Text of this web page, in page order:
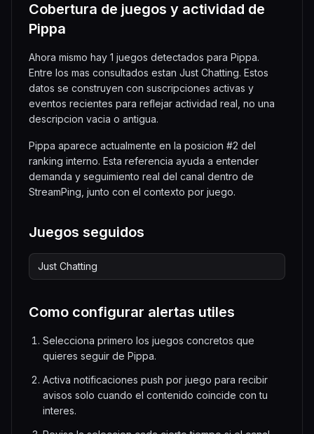
Cobertura de juegos y actividad de
Pippa
Ahora mismo hay 1 juegos detectados para Pippa.
Entre los mas consultados estan Just Chatting. Estos
datos se construyen con suscripciones activas y
eventos recientes para reflejar actividad real, no una
descripcion vacia o antigua.
Pippa aparece actualmente en la posicion #2 del
ranking interno. Esta referencia ayuda a entender
demanda y seguimiento real del canal dentro de
StreamPing, junto con el contexto por juego.
Juegos seguidos
Just Chatting
Como configurar alertas utiles
Selecciona primero los juegos concretos que
quieres seguir de Pippa.
Activa notificaciones push por juego para recibir
avisos solo cuando el contenido coincide con tu
interes.